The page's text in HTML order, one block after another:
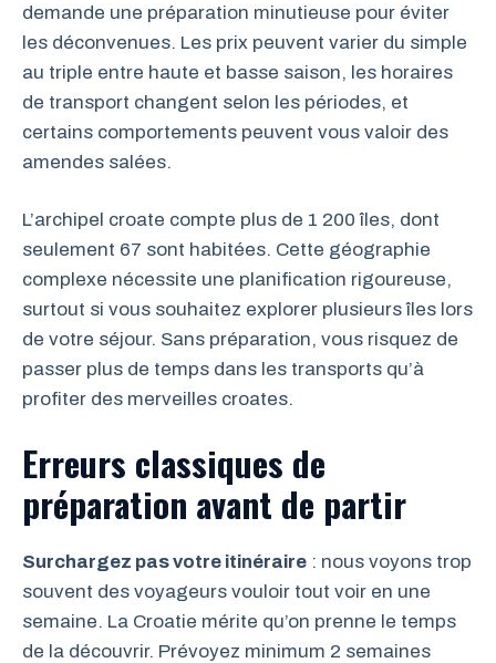
demande une préparation minutieuse pour éviter
les déconvenues. Les prix peuvent varier du simple
au triple entre haute et basse saison, les horaires
de transport changent selon les périodes, et
certains comportements peuvent vous valoir des
amendes salées.
L’archipel croate compte plus de 1 200 îles, dont
seulement 67 sont habitées. Cette géographie
complexe nécessite une planification rigoureuse,
surtout si vous souhaitez explorer plusieurs îles lors
de votre séjour. Sans préparation, vous risquez de
passer plus de temps dans les transports qu’à
profiter des merveilles croates.
Erreurs classiques de
préparation avant de partir
Surchargez pas votre itinéraire : nous voyons trop
souvent des voyageurs vouloir tout voir en une
semaine. La Croatie mérite qu’on prenne le temps
de la découvrir. Prévoyez minimum 2 semaines